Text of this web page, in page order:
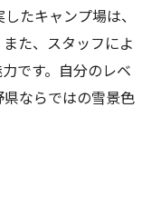
たキャンプ場は、
た、スタッフによ
です。自分のレベ
ならではの雪景色